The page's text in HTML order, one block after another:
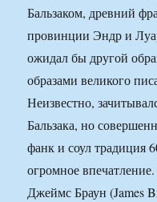
Бальзаком, древний
провинции Эндр и
ожидал бы другой
образами великого
Неизвестно,
Бальзака, но
фанк и соул традиция
огромное
Джеймс Браун (James